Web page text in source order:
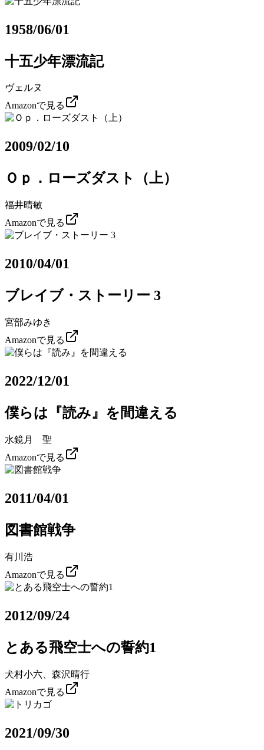
1958/06/01
十五少年漂流記
ヴェルヌ
Amazonで見る
2009/02/10
Ｏｐ．ローズダスト（上）
福井晴敏
Amazonで見る
2010/04/01
ブレイブ・ストーリー 3
宮部みゆき
Amazonで見る
2022/12/01
僕らは『読み』を間違える
水鏡月 聖
Amazonで見る
2011/04/01
図書館戦争
有川浩
Amazonで見る
2012/09/24
とある飛空士への誓約1
犬村小六、森沢晴行
Amazonで見る
2021/09/30